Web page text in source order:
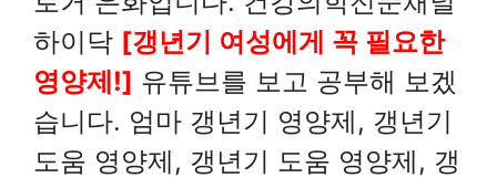
하이닥 [갱년기 여성에게 꼭 필요한
영양제!] 유튜브를 보고 공부해 보겠
습니다. 엄마 갱년기 영양제, 갱년기
도움 영양제, 갱년기 도움 영양제, 갱